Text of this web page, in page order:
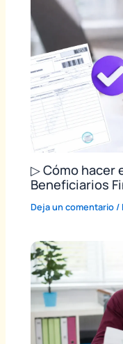
▷ Cómo hacer
Beneficiarios
Deja un comentario/